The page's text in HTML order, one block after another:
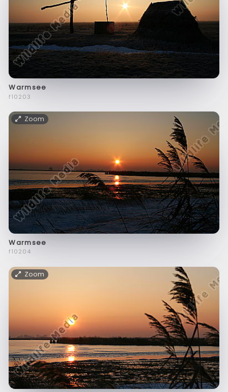
Warmsee
f10203
Zoom
Warmsee
f10204
Zoom